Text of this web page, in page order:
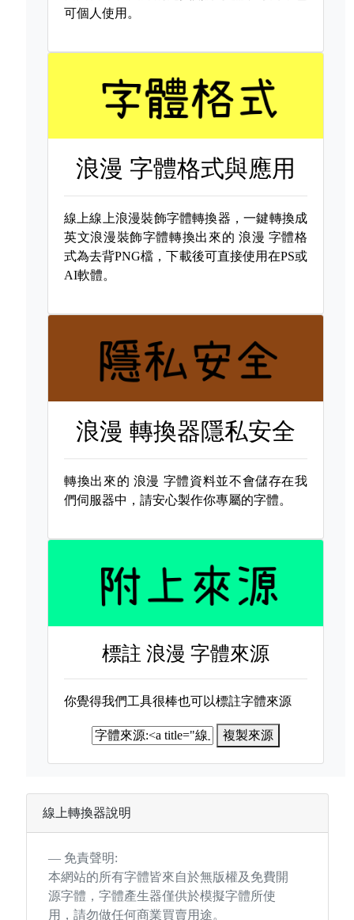
可個人使用。
浪漫 字體格式與應用
線上線上浪漫裝飾字體轉換器，一鍵轉換成
英文浪漫裝飾字體轉換出來的 浪漫 字體格
式為去背PNG檔，下載後可直接使用在PS或
AI軟體。
浪漫 轉換器隱私安全
轉換出來的 浪漫 字體資料並不會儲存在我
們伺服器中，請安心製作你專屬的字體。
標註浪漫 字體來源
你覺得我們工具很棒也可以標註字體來源
複製來源
線上轉換器說明
免責聲明:
本網站的所有字體皆來自於無版權及免費開
源字體，字體產生器僅供於模擬字體所使
用，請勿做任何商業買賣用途。